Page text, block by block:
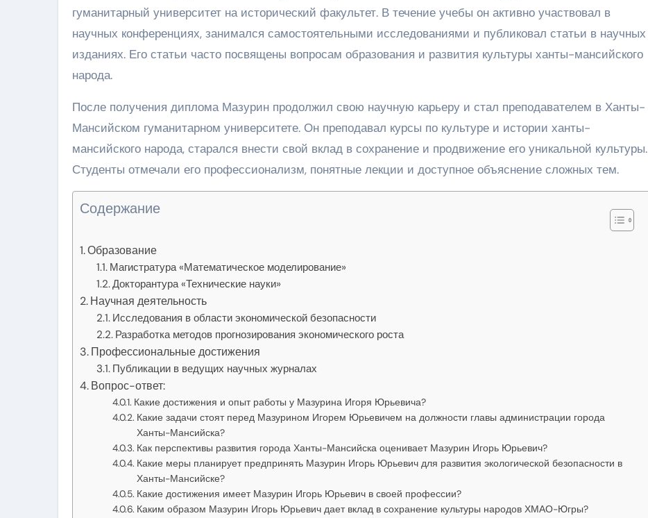
гуманитарный университет на исторический факультет. В течение учебы он активно участвовал в
научных конференциях, занимался самостоятельными исследованиями и публиковал статьи в научных
изданиях. Его статьи часто посвящены вопросам образования и развития культуры ханты-мансийского
народа.
После получения диплома Мазурин продолжил свою научную карьеру и стал преподавателем в Ханты-
Мансийском гуманитарном университете. Он преподавал курсы по культуре и истории ханты-
мансийского народа, старался внести свой вклад в сохранение и продвижение его уникальной культуры.
Студенты отмечали его профессионализм, понятные лекции и доступное объяснение сложных тем.
Содержание
Образование
Магистратура «Математическое моделирование»
Докторантура «Технические науки»
Научная деятельность
Исследования в области экономической безопасности
Разработка методов прогнозирования экономического роста
Профессиональные достижения
Публикации в ведущих научных журналах
Вопрос-ответ:
Какие достижения и опыт работы у Мазурина Игоря Юрьевича?
Какие задачи стоят перед Мазурином Игорем Юрьевичем на должности главы администрации города
Ханты-Мансийска?
Как перспективы развития города Ханты-Мансийска оценивает Мазурин Игорь Юрьевич?
Какие меры планирует предпринять Мазурин Игорь Юрьевич для развития экологической безопасности в
Ханты-Мансийске?
Какие достижения имеет Мазурин Игорь Юрьевич в своей профессии?
Каким образом Мазурин Игорь Юрьевич дает вклад в сохранение культуры народов ХМАО-Югры?